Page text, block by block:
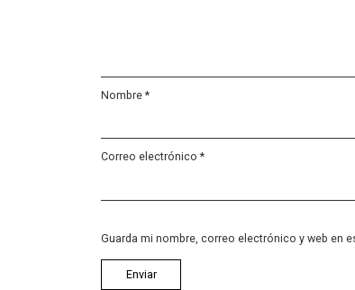
Nombre *
Correo electrónico *
Guarda mi nombre, correo electrónico y web en